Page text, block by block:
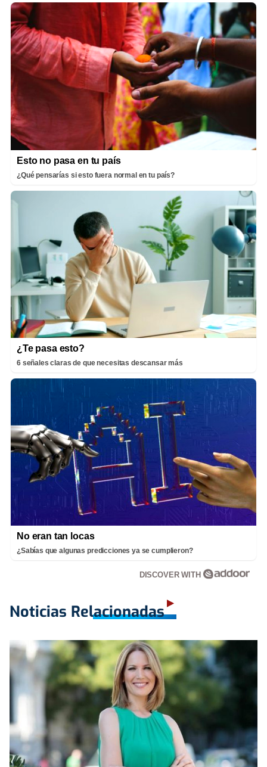
Esto no pasa en tu país
¿Qué pensarías si esto fuera normal en tu país?
¿Te pasa esto?
6 señales claras de que necesitas descansar más
No eran tan locas
¿Sabías que algunas predicciones ya se cumplieron?
DISCOVER WITH
Noticias Relacionadas